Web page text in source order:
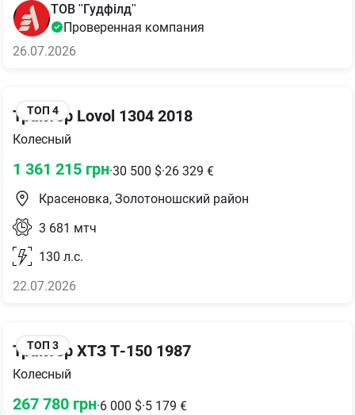
ТОВ "Гудфілд"
Проверенная компания
26.07.2026
ТОП 4
Трактор Lovol 1304 2018
Колесный
1 361 215 грн·30 500 $·26 329 €
Красеновка, Золотоношский район
3 681 мтч
130 л.с.
22.07.2026
ТОП 3
Трактор ХТЗ Т-150 1987
Колесный
267 780 грн·6 000 $·5 179 €